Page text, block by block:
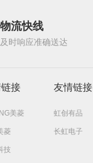
物流快线
及时响应准确送达
接
美菱
菱
技
友情链接
虹创有品
长虹电子